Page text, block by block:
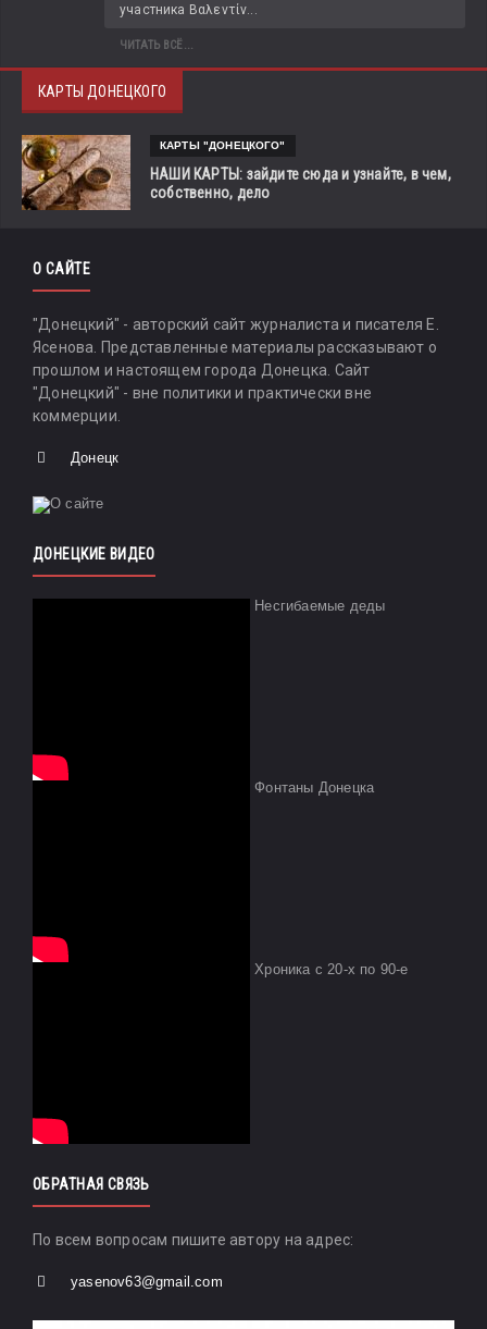
участника Βαλεντίν...
ЧИТАТЬ ВСЁ...
КАРТЫ ДОНЕЦКОГО
КАРТЫ "ДОНЕЦКОГО"
НАШИ КАРТЫ: зайдите сюда и узнайте, в чем,
собственно, дело
О САЙТЕ
"Донецкий" - авторский сайт журналиста и писателя Е.
Ясенова. Представленные материалы рассказывают о
прошлом и настоящем города Донецка. Сайт
"Донецкий" - вне политики и практически вне
коммерции.
Донецк
ДОНЕЦКИЕ ВИДЕО
Несгибаемые деды
Фонтаны Донецка
Хроника с 20-х по 90-е
ОБРАТНАЯ СВЯЗЬ
По всем вопросам пишите автору на адрес:
yasenov63@gmail.com